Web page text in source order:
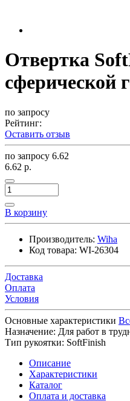
Отвертка
сферической
по запросу
Рейтинг:
Оставить отзыв
по запросу 6.62
6.62 р.
В корзину
Производитель: Wiha
Код товара: WI-26304
Доставка
Оплата
Условия
Основные характеристики
Назначение: Для работ в
Тип рукоятки: SoftFinish
Описание
Характеристики
Каталог
Оплата и доставка